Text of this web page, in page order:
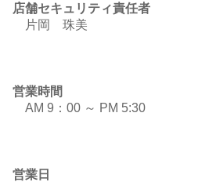
店舗セキュリティ責任者
片岡 珠美
営業時間
AM 9：00 ～ PM 5:30
営業日